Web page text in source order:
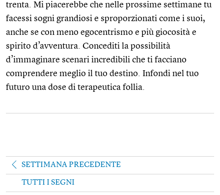
trenta. Mi piacerebbe che nelle prossime settimane tu
facessi sogni grandiosi e sproporzionati come i suoi,
anche se con meno egocentrismo e più giocosità e
spirito d’avventura. Concediti la possibilità
d’immaginare scenari incredibili che ti facciano
comprendere meglio il tuo destino. Infondi nel tuo
futuro una dose di terapeutica follia.
SETTIMANA PRECEDENTE
TUTTI I SEGNI